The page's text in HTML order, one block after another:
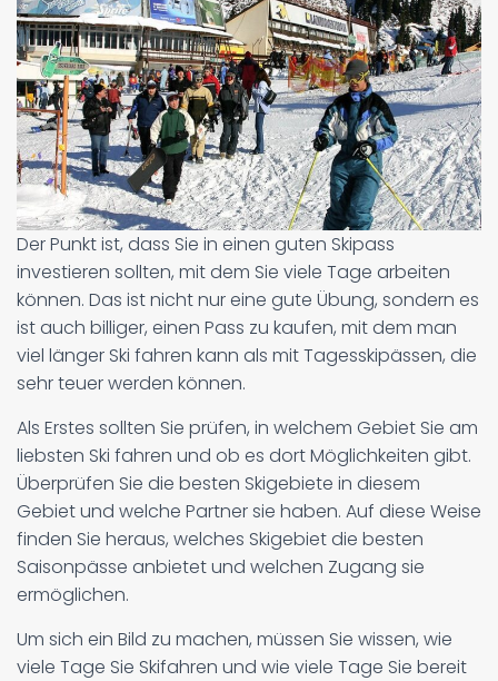
Der Punkt ist, dass Sie in einen guten Skipass
investieren sollten, mit dem Sie viele Tage arbeiten
können. Das ist nicht nur eine gute Übung, sondern es
ist auch billiger, einen Pass zu kaufen, mit dem man
viel länger Ski fahren kann als mit Tagesskipässen, die
sehr teuer werden können.
Als Erstes sollten Sie prüfen, in welchem Gebiet Sie am
liebsten Ski fahren und ob es dort Möglichkeiten gibt.
Überprüfen Sie die besten Skigebiete in diesem
Gebiet und welche Partner sie haben. Auf diese Weise
finden Sie heraus, welches Skigebiet die besten
Saisonpässe anbietet und welchen Zugang sie
ermöglichen.
Um sich ein Bild zu machen, müssen Sie wissen, wie
viele Tage Sie Skifahren und wie viele Tage Sie bereit